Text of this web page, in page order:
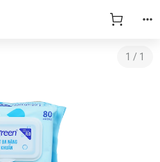
1 / 1